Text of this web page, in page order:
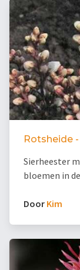
Rotsheide
Sierheester
bloemen in
Door Kim